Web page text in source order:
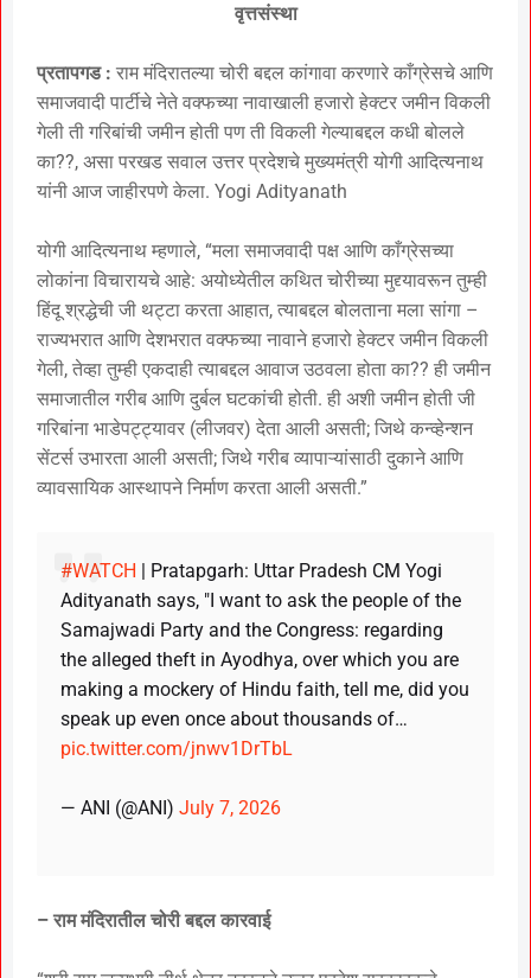
वृत्तसंस्था
प्रतापगड : राम मंदिरातल्या चोरी बद्दल कांगावा करणारे काँग्रेसचे आणि
समाजवादी पार्टीचे नेते वक्फच्या नावाखाली हजारो हेक्टर जमीन विकली
गेली ती गरिबांची जमीन होती पण ती विकली गेल्याबद्दल कधी बोलले
का??, असा परखड सवाल उत्तर प्रदेशचे मुख्यमंत्री योगी आदित्यनाथ
यांनी आज जाहीरपणे केला. Yogi Adityanath
योगी आदित्यनाथ म्हणाले, “मला समाजवादी पक्ष आणि काँग्रेसच्या
लोकांना विचारायचे आहे: अयोध्येतील कथित चोरीच्या मुद्द्यावरून तुम्ही
हिंदू श्रद्धेची जी थट्टा करता आहात, त्याबद्दल बोलताना मला सांगा –
राज्यभरात आणि देशभरात वक्फच्या नावाने हजारो हेक्टर जमीन विकली
गेली, तेव्हा तुम्ही एकदाही त्याबद्दल आवाज उठवला होता का?? ही जमीन
समाजातील गरीब आणि दुर्बल घटकांची होती. ही अशी जमीन होती जी
गरिबांना भाडेपट्ट्यावर (लीजवर) देता आली असती; जिथे कन्व्हेन्शन
सेंटर्स उभारता आली असती; जिथे गरीब व्यापाऱ्यांसाठी दुकाने आणि
व्यावसायिक आस्थापने निर्माण करता आली असती.”
#WATCH | Pratapgarh: Uttar Pradesh CM Yogi
Adityanath says, "I want to ask the people of the
Samajwadi Party and the Congress: regarding
the alleged theft in Ayodhya, over which you are
making a mockery of Hindu faith, tell me, did you
speak up even once about thousands of…
pic.twitter.com/jnwv1DrTbL
— ANI (@ANI) July 7, 2026
– राम मंदिरातील चोरी बद्दल कारवाई